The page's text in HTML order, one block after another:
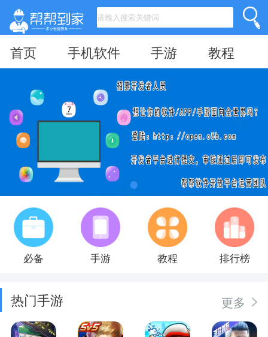
首页 手机软件 手游 教程
必备 手游 教程 排行榜
热门手游 更多